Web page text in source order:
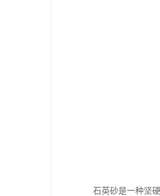
石英砂是一种坚